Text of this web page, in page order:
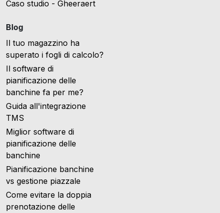
Caso studio - Gheeraert
Blog
Il tuo magazzino ha
superato i fogli di calcolo?
Il software di
pianificazione delle
banchine fa per me?
Guida all'integrazione
TMS
Miglior software di
pianificazione delle
banchine
Pianificazione banchine
vs gestione piazzale
Come evitare la doppia
prenotazione delle